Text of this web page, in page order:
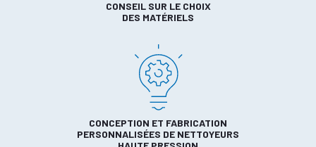
CONSEIL SUR LE CHOIX
DES MATÉRIELS
CONCEPTION ET FABRICATION
PERSONNALISÉES DE NETTOYEURS